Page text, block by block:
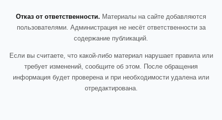
Отказ от ответственности. Материалы на сайте добавляются
пользователями. Администрация не несёт ответственности за
содержание публикаций.
Если вы считаете, что какой-либо материал нарушает правила или
требует изменений, сообщите об этом. После обращения
информация будет проверена и при необходимости удалена или
отредактирована.